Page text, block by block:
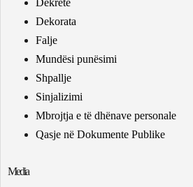
Dekorata
Falje
Mundësi punësimi
Shpallje
Sinjalizimi
Mbrojtja e të dhënave personale
Qasje në Dokumente Publike
Media